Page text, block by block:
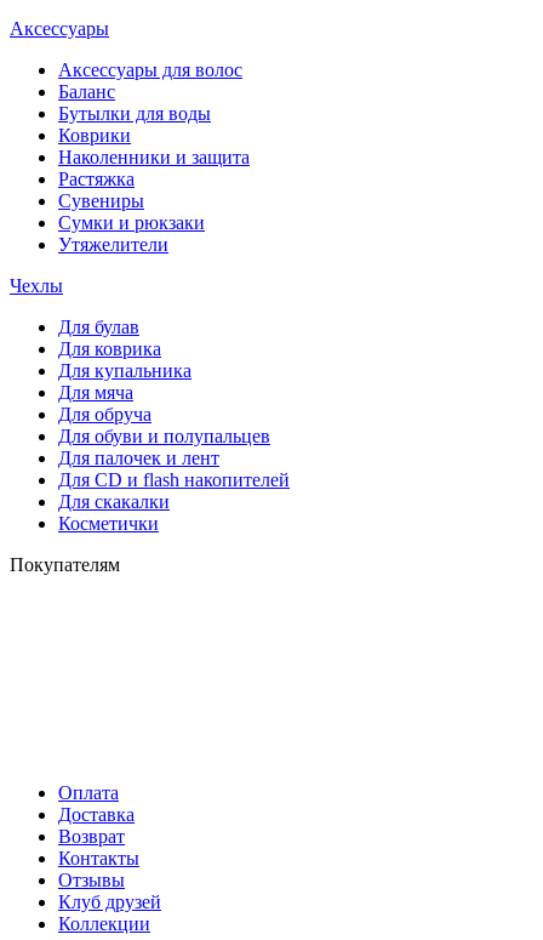
Аксессуары
Аксессуары для волос
Баланс
Бутылки для воды
Коврики
Наколенники и защита
Растяжка
Сувениры
Сумки и рюкзаки
Утяжелители
Чехлы
Для булав
Для коврика
Для купальника
Для мяча
Для обруча
Для обуви и полупальцев
Для палочек и лент
Для СD и flash накопителей
Для скакалки
Косметички
Покупателям
Оплата
Доставка
Возврат
Контакты
Отзывы
Клуб друзей
Коллекции